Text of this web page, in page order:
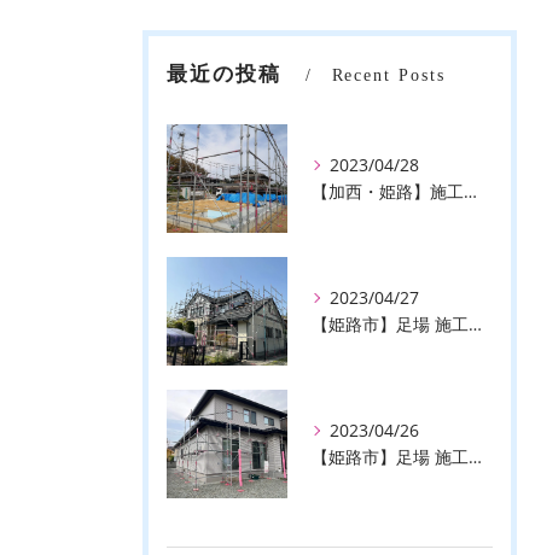
最近の投稿 Recent Posts
2023/04/28
【加西・姫路】施工事例のご紹介♪【株式会社ever】
2023/04/27
【姫路市】足場 施工事例のご紹介♪【株式会社ever】
2023/04/26
【姫路市】足場 施工事例のご紹介♪【株式会社ever】